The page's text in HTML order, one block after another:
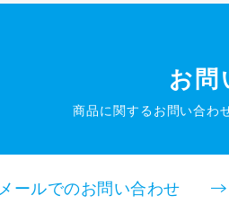
お問
商品に関するお問い合わ
メールでのお問い合わせ